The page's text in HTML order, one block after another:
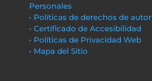
Personales
• Políticas de derechos de autor
• Certificado de Accesibilidad
• Políticas de Privacidad Web
• Mapa del Sitio